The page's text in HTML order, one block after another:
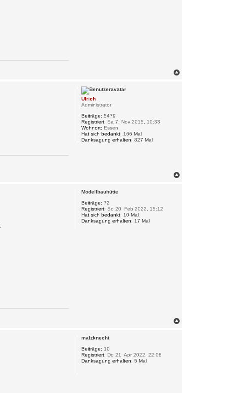
Ulrich
Administrator
Beiträge: 5479
Registriert: Sa 7. Nov 2015, 10:33
Wohnort: Essen
Hat sich bedankt: 166 Mal
Danksagung erhalten: 827 Mal
Modellbauhütte
Beiträge: 72
Registriert: So 20. Feb 2022, 15:12
Hat sich bedankt: 10 Mal
Danksagung erhalten: 17 Mal
malzknecht
Beiträge: 10
Registriert: Do 21. Apr 2022, 22:08
Danksagung erhalten: 5 Mal